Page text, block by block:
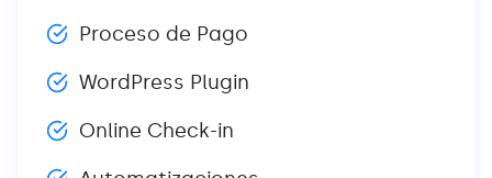
Proceso de Pago
WordPress Plugin
Online Check-in